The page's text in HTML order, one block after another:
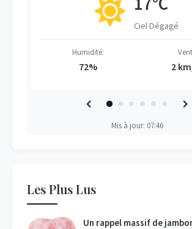
Ciel Dégagé
Humidité:
72% 2
Mis à jour: 07:46
Les Plus Lus
Un rappel massif de